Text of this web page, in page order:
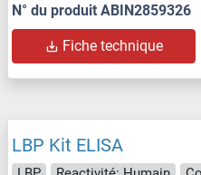
N° du produit ABIN2859326
Fiche technique
LBP Kit ELISA